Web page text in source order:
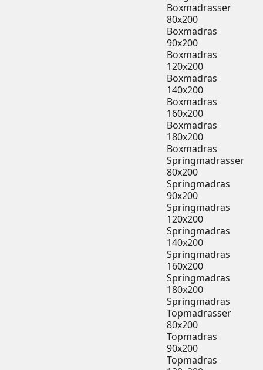
Boxmadrasser
80x200
Boxmadras
90x200
Boxmadras
120x200
Boxmadras
140x200
Boxmadras
160x200
Boxmadras
180x200
Boxmadras
Springmadrasser
80x200
Springmadras
90x200
Springmadras
120x200
Springmadras
140x200
Springmadras
160x200
Springmadras
180x200
Springmadras
Topmadrasser
80x200
Topmadras
90x200
Topmadras